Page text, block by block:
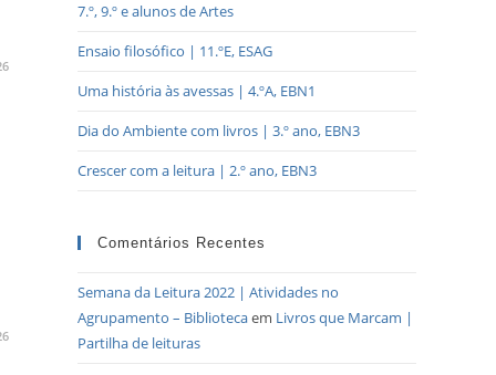
7.º, 9.º e alunos de Artes
Ensaio filosófico | 11.ºE, ESAG
Uma história às avessas | 4.ºA, EBN1
Dia do Ambiente com livros | 3.º ano, EBN3
Crescer com a leitura | 2.º ano, EBN3
Comentários Recentes
Semana da Leitura 2022 | Atividades no
Agrupamento – Bibliotecaem Livros que Marcam |
Partilha de leituras